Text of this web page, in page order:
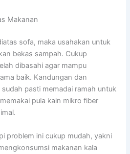
Makanan
sofa, maka usahakan untuk
bekas sampah. Cukup
dibasahi agar mampu
baik. Kandungan dan
pasti memadai ramah untuk
pula kain mikro fiber
problem ini cukup mudah, yakni
makanan kala